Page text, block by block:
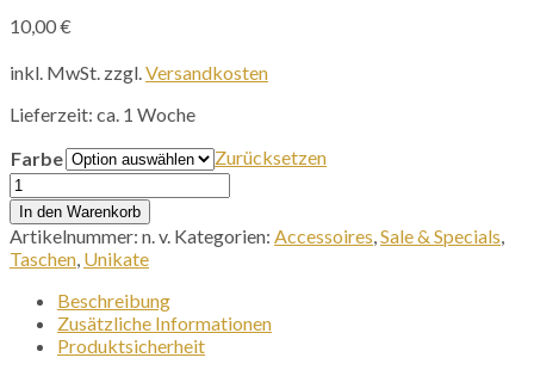
10,00€
inkl. MwSt. zzgl.Versandkosten
Lieferzeit: ca. 1 Woche
Farbe
Zurücksetzen
Utensilientasche
-
Quadrat
Menge
In den Warenkorb
Artikelnummer: n. v. Kategorien: Accessoires,Sale & Specials,
Taschen, Unikate
Beschreibung
Zusätzliche Informationen
Produktsicherheit